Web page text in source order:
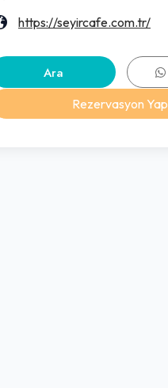
https://seyircafe.com.tr/
Ara
Rezervasyon Yap